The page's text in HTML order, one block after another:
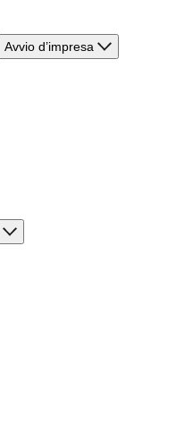
Avvio d’impresa